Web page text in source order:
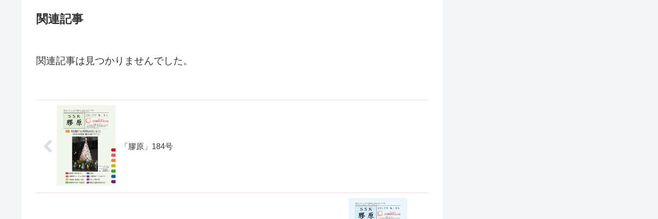
関連記事
関連記事は見つかりませんでした。
「膠原」184号